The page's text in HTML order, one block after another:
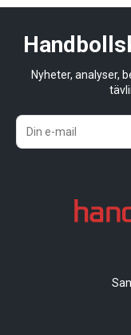
Nyheter, analyser,